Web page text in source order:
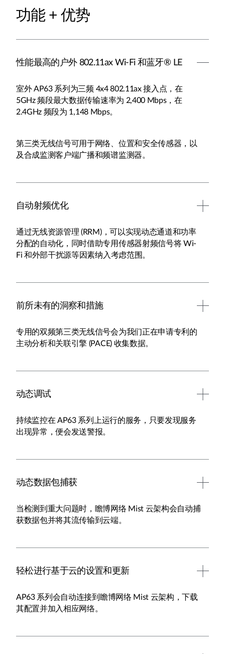
功能 + 优势
性能最高的户外 802.11ax Wi-Fi 和蓝牙® LE
室外 AP63 系列为三频 4x4 802.11ax 接入点，在
5GHz 频段最大数据传输速率为 2,400 Mbps，在
2.4GHz 频段为 1,148 Mbps。
第三类无线信号可用于网络、位置和安全传感器，以
及合成监测客户端广播和频谱监测器。
自动射频优化
通过无线资源管理 (RRM)，可以实现动态通道和功率
分配的自动化，同时借助专用传感器射频信号将 Wi-
Fi 和外部干扰源等因素纳入考虑范围。
前所未有的洞察和措施
专用的双频第三类无线信号会为我们正在申请专利的
主动分析和关联引擎 (PACE) 收集数据。
动态调试
持续监控在 AP63 系列上运行的服务，只要发现服务
出现异常，便会发送警报。
动态数据包捕获
当检测到重大问题时，瞻博网络 Mist 云架构会自动捕
获数据包并将其流传输到云端。
轻松进行基于云的设置和更新
AP63 系列会自动连接到瞻博网络 Mist 云架构，下载
其配置并加入相应网络。